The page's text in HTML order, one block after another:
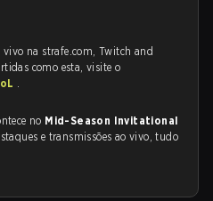
vivo na strafe.com, Twitch and
como esta, visite o
.
no Mid-Season Invitational
e transmissões ao vivo, tudo